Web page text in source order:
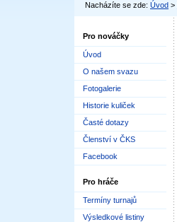
Nacházíte se zde: Úvod >
Pro nováčky
Úvod
O našem svazu
Fotogalerie
Historie kuliček
Časté dotazy
Členství v ČKS
Facebook
Pro hráče
Termíny turnajů
Výsledkové listiny